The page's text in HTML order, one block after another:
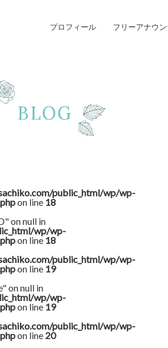
プロフィール フリーアナウ
BLOG
public_html/wp/wp-
on line 18
on null in
wp/wp-
on line 18
public_html/wp/wp-
on line 19
on null in
wp/wp-
on line 19
public_html/wp/wp-
on line 20